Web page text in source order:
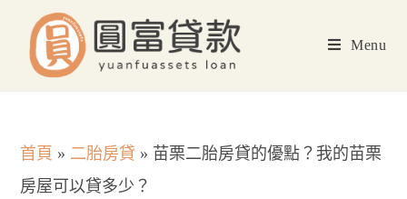
content
Menu
首頁 » 二胎房貸 » 苗栗二胎房貸的優點？我的苗栗
房屋可以貸多少？